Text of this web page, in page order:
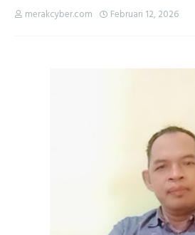
merakcyber.com Februari 12, 2026